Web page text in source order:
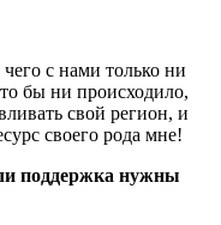
с нами только ни
бы ни происходило,
свой регион, и
своего рода мне!
поддержка нужны